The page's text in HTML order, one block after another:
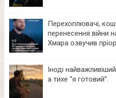
Перехоплювачі,
перенесення війни
Хмара озвучив
Іноді
а тихе “я готовий”.